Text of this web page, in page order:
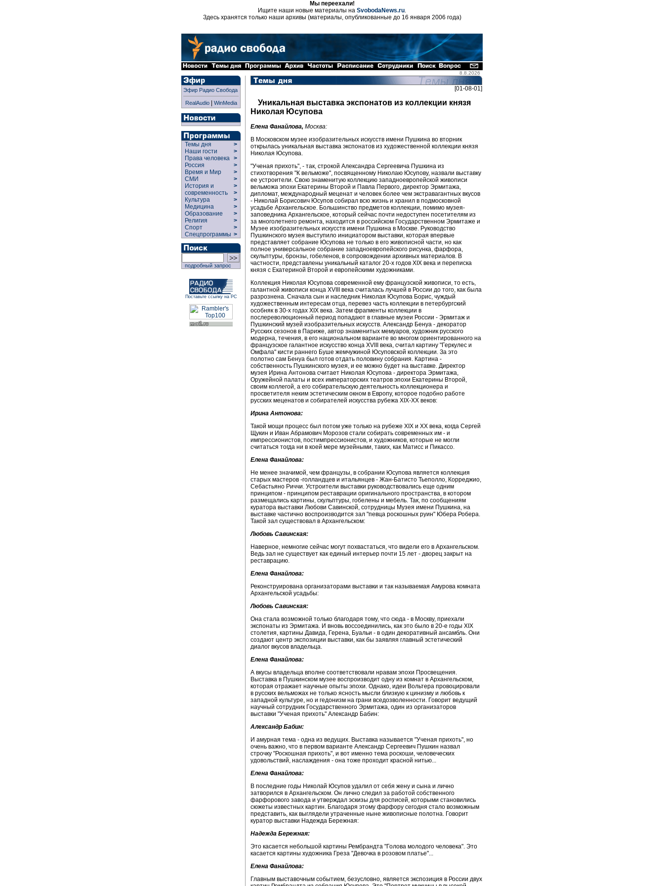
Мы переехали!
Ищите наши новые материалы на SvobodaNews.ru.
Здесь хранятся только наши архивы (материалы, опубликованные до 16 января 2006 года)
8.8.2026
Эфир Радио Свобода
RealAudio| WinMedia
Темы дня
>
Наши гости
>
Права человека >
Россия
>
Время и Мир
>
СМИ
>
История и
современность
>
>
Культура
>
Медицина
>
Образование
>
Религия
>
Спорт
>
Спецпрограммы >
подробный запрос
Поставьте ссылку на РС
[01-08-01]
Уникальная выставка экспонатов из коллекции князя
Николая Юсупова
Елена Фанайлова, Москва:
В Московском музее изобразительных искусств имени Пушкина во вторник
открылась уникальная выставка экспонатов из художественной коллекции князя
Николая Юсупова.
"Ученая прихоть", - так, строкой Александра Сергеевича Пушкина из
стихотворения "К вельможе", посвященному Николаю Юсупову, назвали выставку
ее устроители. Свою знаменитую коллекцию западноевропейской живописи
вельможа эпохи Екатерины Второй и Павла Первого, директор Эрмитажа,
дипломат, международный меценат и человек более чем экстравагантных вкусов
- Николай Борисович Юсупов собирал всю жизнь и хранил в подмосковной
усадьбе Архангельское. Большинство предметов коллекции, помимо музея-
заповедника Архангельское, который сейчас почти недоступен посетителям из
за многолетнего ремонта, находится в российском Государственном Эрмитаже и
Музее изобразительных искусств имени Пушкина в Москве. Руководство
Пушкинского музея выступило инициатором выставки, которая впервые
представляет собрание Юсупова не только в его живописной части, но как
полное универсальное собрание западноевропейского рисунка, фарфора,
скульптуры, бронзы, гобеленов, в сопровождении архивных материалов. В
частности, представлены уникальный каталог 20-х годов XIX века и переписка
князя с Екатериной Второй и европейскими художниками.
Коллекция Николая Юсупова современной ему французской живописи, то есть,
галантной живописи конца XVIII века считалась лучшей в России до того, как была
разрознена. Сначала сын и наследник Николая Юсупова Борис, чуждый
художественным интересам отца, перевез часть коллекции в петербургский
особняк в 30-х годах XIX века. Затем фрагменты коллекции в
послереволюционный период попадают в главные музеи России - Эрмитаж и
Пушкинский музей изобразительных искусств. Александр Бенуа - декоратор
Русских сезонов в Париже, автор знаменитых мемуаров, художник русского
модерна, течения, в его национальном варианте во многом ориентированного на
французское галантное искусство конца XVIII века, считал картину "Геркулес и
Омфала" кисти раннего Буше жемчужиной Юсуповской коллекции. За это
полотно сам Бенуа был готов отдать половину собрания. Картина -
собственность Пушкинского музея, и ее можно будет на выставке. Директор
музея Ирина Антонова считает Николая Юсупова - директора Эрмитажа,
Оружейной палаты и всех императорских театров эпохи Екатерины Второй,
своим коллегой, а его собирательскую деятельность коллекционера и
просветителя неким эстетическим окном в Европу, которое подобно работе
русских меценатов и собирателей искусства рубежа XIX-XX веков:
Ирина Антонова:
Такой мощи процесс был потом уже только на рубеже XIX и XX века, когда Сергей
Щукин и Иван Абрамович Морозов стали собирать современных им - и
импрессионистов, постимпрессионистов, и художников, которые не могли
считаться тогда ни в коей мере музейными, таких, как Матисс и Пикассо.
Елена Фанайлова:
Не менее значимой, чем французы, в собрании Юсупова является коллекция
старых мастеров -голландцев и итальянцев - Жан-Батисто Тьеполло, Корреджио,
Себастьяно Риччи. Устроители выставки руководствовались еще одним
принципом - принципом реставрации оригинального пространства, в котором
размещались картины, скульптуры, гобелены и мебель. Так, по сообщениям
куратора выставки Любови Савинской, сотрудницы Музея имени Пушкина, на
выставке частично воспроизводится зал "певца роскошных руин" Юбера Робера.
Такой зал существовал в Архангельском:
Любовь Савинская:
Наверное, немногие сейчас могут похвастаться, что видели его в Архангельском.
Ведь зал не существует как единый интерьер почти 15 лет - дворец закрыт на
реставрацию.
Елена Фанайлова:
Реконструирована организаторами выставки и так называемая Амурова комната
Архангельской усадьбы:
Любовь Савинская:
Она стала возможной только благодаря тому, что сюда - в Москву, приехали
экспонаты из Эрмитажа. И вновь воссоединились, как это было в 20-е годы XIX
столетия, картины Давида, Герена, Буальи - в один декоративный ансамбль. Они
создают центр экспозиции выставки, как бы заявляя главный эстетический
диалог вкусов владельца.
Елена Фанайлова:
А вкусы владельца вполне соответствовали нравам эпохи Просвещения.
Выставка в Пушкинском музее воспроизводит одну из комнат в Архангельском,
которая отражает научные опыты эпохи. Однако, идеи Вольтера провоцировали
в русских вельможах не только ясность мысли близкую к цинизму и любовь к
западной культуре, но и гедонизм на грани вседозволенности. Говорит ведущий
научный сотрудник Государственного Эрмитажа, один из организаторов
выставки "Ученая прихоть" Александр Бабин:
Александр Бабин:
И амурная тема - одна из ведущих. Выставка называется "Ученая прихоть", но
очень важно, что в первом варианте Александр Сергеевич Пушкин назвал
строчку "Роскошная прихоть", и вот именно тема роскоши, человеческих
удовольствий, наслаждения - она тоже проходит красной нитью...
Елена Фанайлова:
В последние годы Николай Юсупов удалил от себя жену и сына и лично
затворился в Архангельском. Он лично следил за работой собственного
фарфорового завода и утверждал эскизы для росписей, которыми становились
сюжеты известных картин. Благодаря этому фарфору сегодня стало возможным
представить, как выглядели утраченные ныне живописные полотна. Говорит
куратор выставки Надежда Бережная:
Надежда Бережная:
Это касается небольшой картины Рембрандта "Голова молодого человека". Это
касается картины художника Греза "Девочка в розовом платье"...
Елена Фанайлова:
Главным выставочным событием, безусловно, является экспозиция в России двух